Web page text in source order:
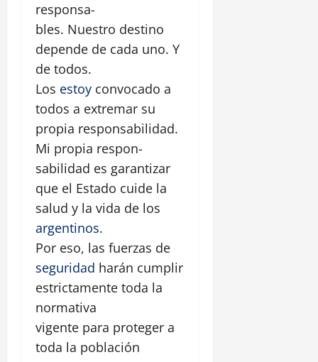
responsa-
bles. Nuestro destino
depende de cada uno. Y
de todos.
Los estoy convocado a
todos a extremar su
propia responsabilidad.
Mi propia respon-
sabilidad es garantizar
que el Estado cuide la
salud y la vida de los
argentinos.
Por eso, las fuerzas de
seguridad harán cumplir
estrictamente toda la
normativa
vigente para proteger a
toda la población